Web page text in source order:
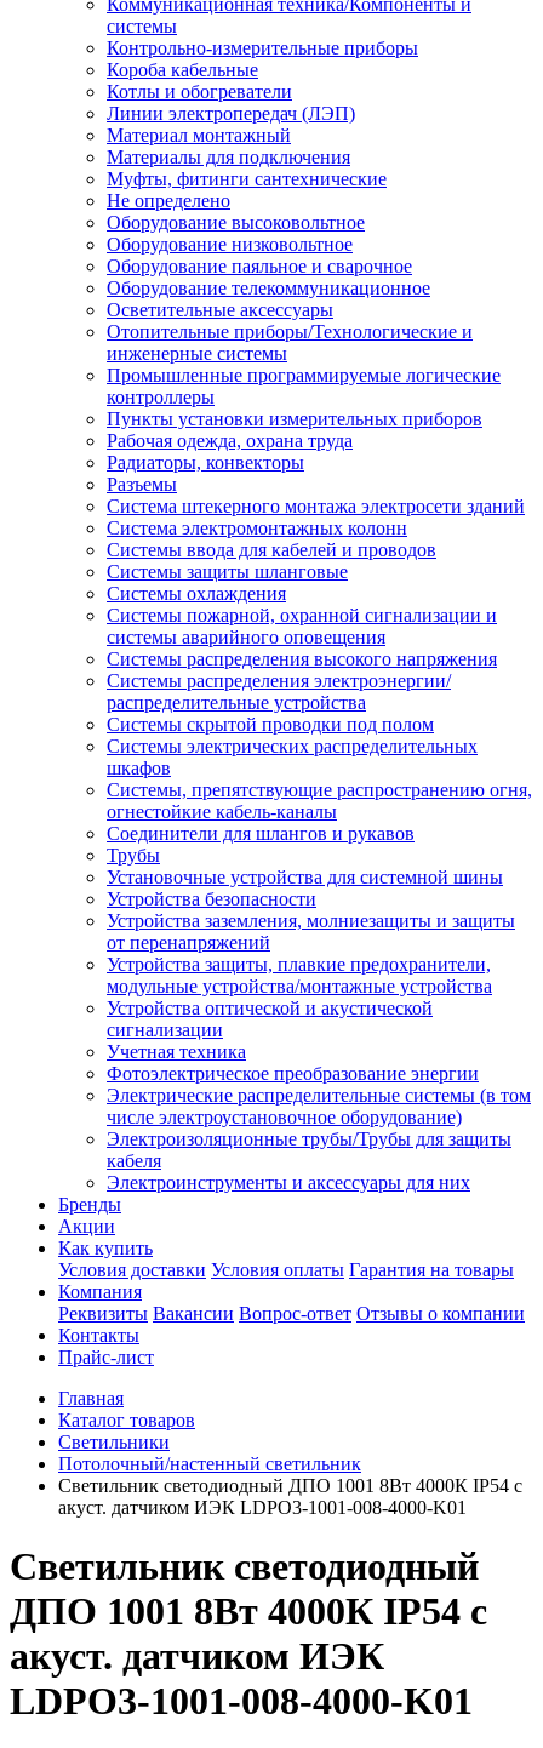
Коммуникационная техника/Компоненты и
системы
Контрольно-измерительные приборы
Короба кабельные
Котлы и обогреватели
Линии электропередач (ЛЭП)
Материал монтажный
Материалы для подключения
Муфты, фитинги сантехнические
Не определено
Оборудование высоковольтное
Оборудование низковольтное
Оборудование паяльное и сварочное
Оборудование телекоммуникационное
Осветительные аксессуары
Отопительные приборы/Технологические и
инженерные системы
Промышленные программируемые логические
контроллеры
Пункты установки измерительных приборов
Рабочая одежда, охрана труда
Радиаторы, конвекторы
Разъемы
Система штекерного монтажа электросети зданий
Система электромонтажных колонн
Системы ввода для кабелей и проводов
Системы защиты шланговые
Системы охлаждения
Системы пожарной, охранной сигнализации и
системы аварийного оповещения
Системы распределения высокого напряжения
Системы распределения электроэнергии/
распределительные устройства
Системы скрытой проводки под полом
Системы электрических распределительных
шкафов
Системы, препятствующие распространению огня,
огнестойкие кабель-каналы
Соединители для шлангов и рукавов
Трубы
Установочные устройства для системной шины
Устройства безопасности
Устройства заземления, молниезащиты и защиты
от перенапряжений
Устройства защиты, плавкие предохранители,
модульные устройства/монтажные устройства
Устройства оптической и акустической
сигнализации
Учетная техника
Фотоэлектрическое преобразование энергии
Электрические распределительные системы (в том
числе электроустановочное оборудование)
Электроизоляционные трубы/Трубы для защиты
кабеля
Электроинструменты и аксессуары для них
Бренды
Акции
Как купить
Условия доставки Условия оплаты Гарантия на товары
Компания
Реквизиты Вакансии Вопрос-ответ Отзывы о компании
Контакты
Прайс-лист
Главная
Каталог товаров
Светильники
Потолочный/настенный светильник
Светильник светодиодный ДПО 1001 8Вт 4000К IP54 с
акуст. датчиком ИЭК LDPO3-1001-008-4000-K01
Светильник светодиодный
ДПО 1001 8Вт 4000К IP54 с
акуст. датчиком ИЭК
LDPO3-1001-008-4000-K01